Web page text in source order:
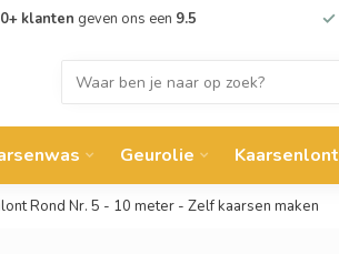
klanten geven ons een 9.5
Geurolie Kaarsenlont
Rond Nr. 5 - 10 meter - Zelf kaarsen maken